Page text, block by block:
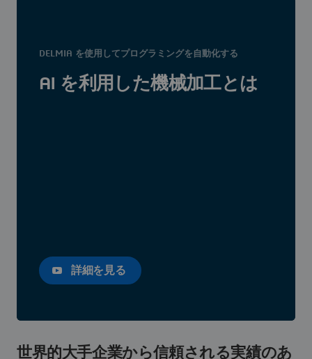
DELMIA を使用してプログラミングを自動化する
AI を利用した機械加工とは
詳細を見る
世界的大手企業から信頼される実績のあ